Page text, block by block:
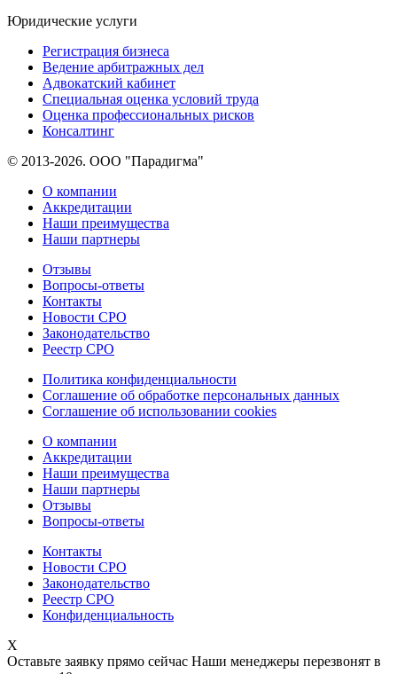
Юридические услуги
Регистрация бизнеса
Ведение арбитражных дел
Адвокатский кабинет
Специальная оценка условий труда
Оценка профессиональных рисков
Консалтинг
© 2013-2026. ООО "Парадигма"
О компании
Аккредитации
Наши преимущества
Наши партнеры
Отзывы
Вопросы-ответы
Контакты
Новости СРО
Законодательство
Реестр СРО
Политика конфиденциальности
Соглашение об обработке персональных данных
Соглашение об использовании cookies
О компании
Аккредитации
Наши преимущества
Наши партнеры
Отзывы
Вопросы-ответы
Контакты
Новости СРО
Законодательство
Реестр СРО
Конфиденциальность
X
Оставьте заявку прямо сейчас Наши менеджеры перезвонят в